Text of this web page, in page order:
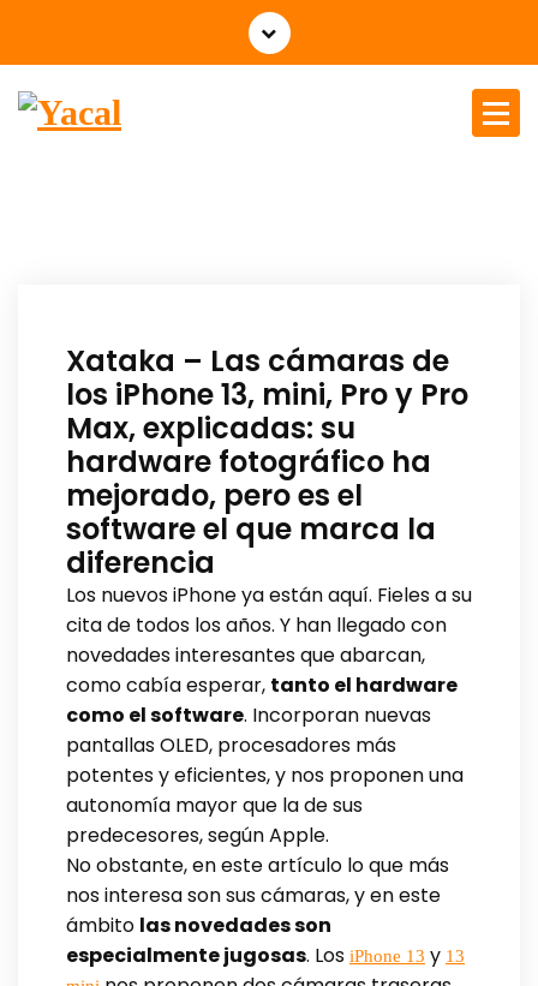
Xataka – Las cámaras de
los iPhone 13, mini, Pro y Pro
Max, explicadas: su
hardware fotográfico ha
mejorado, pero es el
software el que marca la
diferencia
Los nuevos iPhone ya están aquí. Fieles a su
cita de todos los años. Y han llegado con
novedades interesantes que abarcan,
como cabía esperar, tanto el hardware
como el software. Incorporan nuevas
pantallas OLED, procesadores más
potentes y eficientes, y nos proponen una
autonomía mayor que la de sus
predecesores, según Apple.
No obstante, en este artículo lo que más
nos interesa son sus cámaras, y en este
ámbito las novedades son
especialmente jugosas. Los iPhone 13 y 13